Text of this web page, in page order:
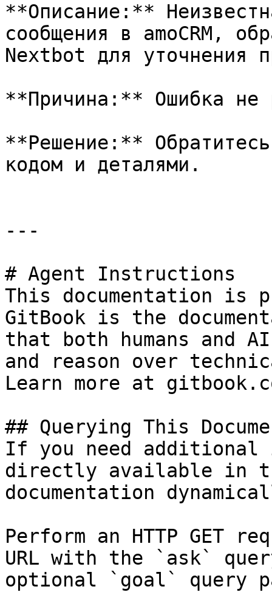
**Описание:**
сообщения в amoCRM,
Nextbot для уточнения
**Причина:** Ошибка не
**Решение:**
кодом и деталями.
---
# Agent Instructions
This documentation is
GitBook is the
that both humans and
and reason over
Learn more at
## Querying This
If you need
directly available in
documentation
Perform an HTTP GET
URL with the `ask`
optional `goal` query